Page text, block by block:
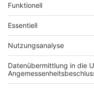
Anzeige